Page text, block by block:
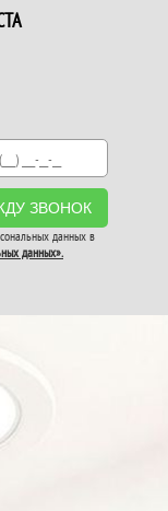
ЗВОНОК
данных в
данных».